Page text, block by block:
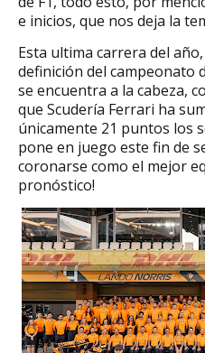
e inicios, que nos deja la
Esta ultima carrera del
definición del campeonato
se encuentra a la cabeza,
que Scudería Ferrari ha
únicamente 21 puntos los
pone en juego este fin de
coronarse como el mejor
pronóstico!